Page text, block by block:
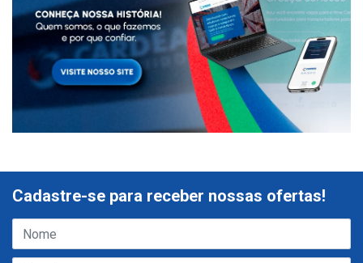
Cadastre-se para receber nossas ofertas!